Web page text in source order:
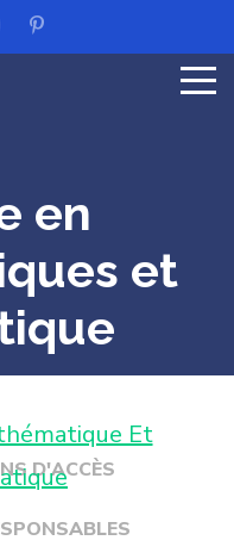
en
et
Et
D'ACCÈS